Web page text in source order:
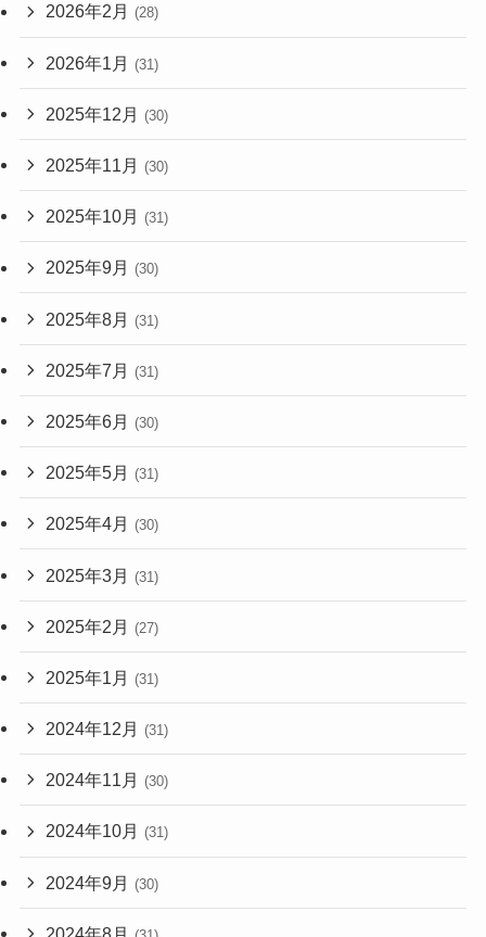
2026年2月 (28)
2026年1月 (31)
2025年12月 (30)
2025年11月 (30)
2025年10月 (31)
2025年9月 (30)
2025年8月 (31)
2025年7月 (31)
2025年6月 (30)
2025年5月 (31)
2025年4月 (30)
2025年3月 (31)
2025年2月 (27)
2025年1月 (31)
2024年12月 (31)
2024年11月 (30)
2024年10月 (31)
2024年9月 (30)